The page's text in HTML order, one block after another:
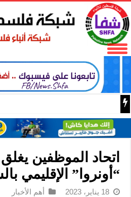
فتح تنعى المناضل نايف خويطر
اتحاد الموظفين
“أونروا” الإقليمي
18 يناير، 2023 أهم الأخبار